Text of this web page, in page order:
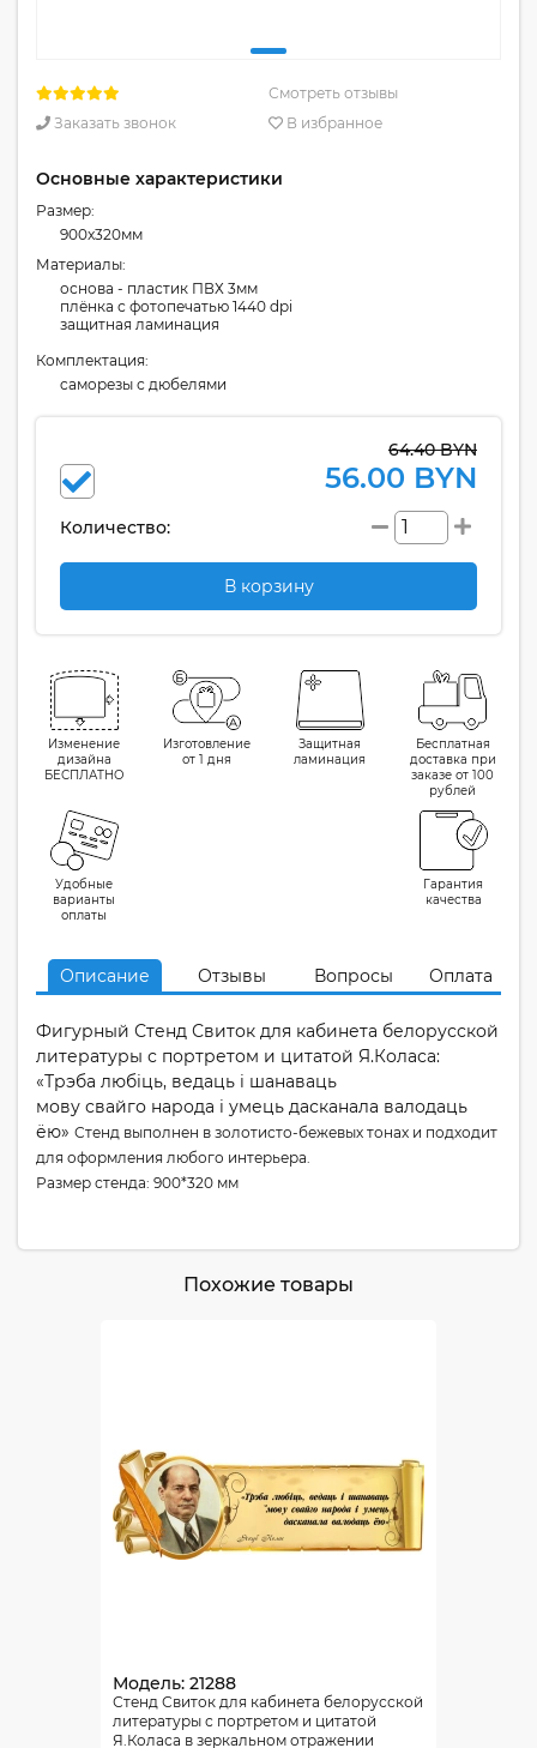
Смотреть отзывы
Заказать звонок
В избранное
Основные характеристики
Размер:
900x320мм
Материалы:
основа - пластик ПВХ 3мм
плёнка с фотопечатью 1440 dpi
защитная ламинация
Комплектация:
cаморезы с дюбелями
64.40 BYN
56.00 BYN
Количество:
В корзину
Изменение
дизайна
БЕСПЛАТНО
Изготовление
от 1 дня
Защитная
ламинация
Бесплатная
доставка при
заказе от 100
рублей
Удобные
варианты
оплаты
Гарантия
качества
Описание Отзывы Вопросы Оплата
Фигурный Стенд Свиток для кабинета белорусской
литературы с портретом и цитатой Я.Коласа:
«Трэба любiць, ведаць i шанаваць
мову свайго народа i умець дасканала валодаць
ёю» Стенд выполнен в золотисто-бежевых тонах и подходит
для оформления любого интерьера.
Размер стенда: 900*320 мм
Похожие товары
Модель: 21288
Стенд Свиток для кабинета белорусской
литературы с портретом и цитатой
Я.Коласа в зеркальном отражении